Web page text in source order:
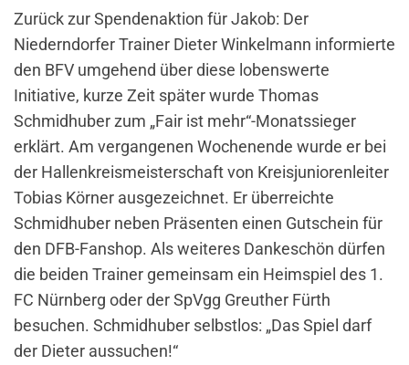
Zurück zur Spendenaktion für Jakob: Der
Niederndorfer Trainer Dieter Winkelmann informierte
den BFV umgehend über diese lobenswerte
Initiative, kurze Zeit später wurde Thomas
Schmidhuber zum „Fair ist mehr“-Monatssieger
erklärt. Am vergangenen Wochenende wurde er bei
der Hallenkreismeisterschaft von Kreisjuniorenleiter
Tobias Körner ausgezeichnet. Er überreichte
Schmidhuber neben Präsenten einen Gutschein für
den DFB-Fanshop. Als weiteres Dankeschön dürfen
die beiden Trainer gemeinsam ein Heimspiel des 1.
FC Nürnberg oder der SpVgg Greuther Fürth
besuchen. Schmidhuber selbstlos: „Das Spiel darf
der Dieter aussuchen!“